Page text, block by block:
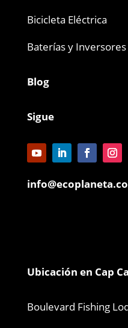
Bicicleta Eléctrica
Baterías y Inversores
Blog
Sigue
Ubicación en Cap
Boulevard Fishing